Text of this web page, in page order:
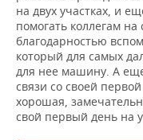
на двух участках, и
помогать коллегам на
благодарностью
который для самых
для нее машину. А
связи со своей
хорошая,
свой первый день на